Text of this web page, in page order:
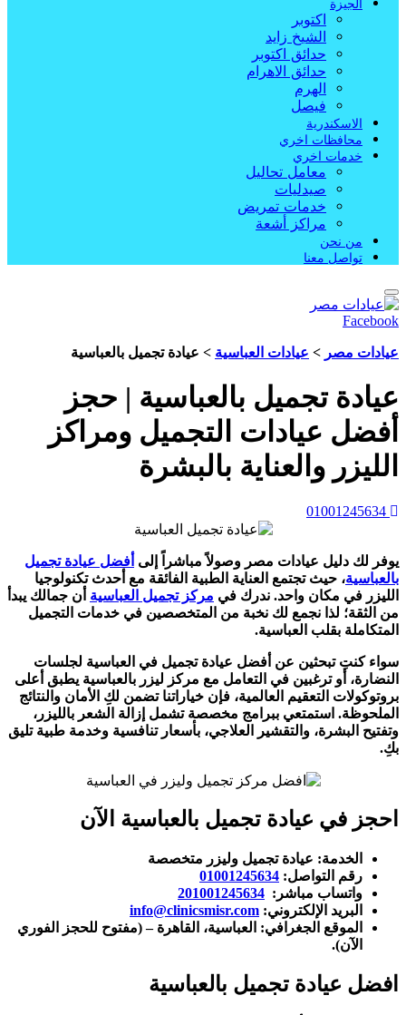
الجيزة
اكتوبر
الشيخ زايد
حدائق اكتوبر
حدائق الاهرام
الهرم
فيصل
الاسكندرية
محافظات اخري
خدمات اخري
معامل تحاليل
صيدليات
خدمات تمريض
مراكز أشعة
من نحن
تواصل معنا
Facebook
عيادات مصر > عيادات العباسية > عيادة تجميل بالعباسية
عيادة تجميل بالعباسية | حجز
أفضل عيادات التجميل ومراكز
الليزر والعناية بالبشرة
01001245634
يوفر لك دليل عيادات مصر وصولاً مباشراً إلى أفضل عيادة تجميل
بالعباسية، حيث تجتمع العناية الطبية الفائقة مع أحدث تكنولوجيا
الليزر في مكان واحد. ندرك في مركز تجميل العباسية أن جمالك يبدأ
من الثقة؛ لذا نجمع لك نخبة من المتخصصين في خدمات التجميل
المتكاملة بقلب العباسية.
سواء كنتِ تبحثين عن أفضل عيادة تجميل في العباسية لجلسات
النضارة، أو ترغبين في التعامل مع مركز ليزر بالعباسية يطبق أعلى
بروتوكولات التعقيم العالمية، فإن خياراتنا تضمن لكِ الأمان والنتائج
الملحوظة. استمتعي ببرامج مخصصة تشمل إزالة الشعر بالليزر،
وتفتيح البشرة، والتقشير العلاجي، بأسعار تنافسية وخدمة طبية تليق
بكِ.
احجز في عيادة تجميل بالعباسية الآن
الخدمة: عيادة تجميل وليزر متخصصة
رقم التواصل: 01001245634
واتساب مباشر: 201001245634
البريد الإلكتروني: info@clinicsmisr.com
الموقع الجغرافي: العباسية، القاهرة – (مفتوح للحجز الفوري
الآن).
افضل عيادة تجميل بالعباسية